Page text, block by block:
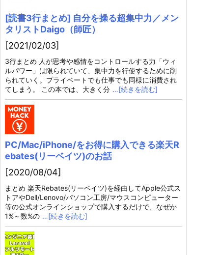
[読書3行まとめ] 自分を操る超集中力／メン
タリストDaigo（師匠）
[2021/02/03]
3行まとめ 人が思考や感情をコントロールする力「ウィ
ルパワー」は限られていて、集中力を行使するために削
られていく。プライベートでも仕事でも同様に消費され
てしまう。 この本では、大きく分 …[続きを読む]
PC/Mac/iPhone/をお得に購入できる楽天R
ebates(リーベイツ)のお話
[2020/08/04]
まとめ 楽天Rebates(リーベイツ)を経由してApple公式ス
トアやDell/Lenovo/パソコン工房/マウスコンピューター
等の公式オンラインショップで購入するだけで、なぜか
1%～数%の …[続きを読む]